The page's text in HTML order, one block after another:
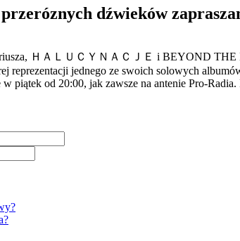
dźwieków
ＨＡＬＵＣＹＮＡＣＪＥ i BEYOND THE
reprezentacji jednego ze swoich solowych
piątek od 20:00, jak zawsze na antenie Pro-